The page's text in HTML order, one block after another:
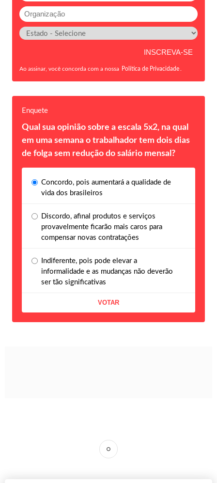
Ao assinar, você concorda com a nossa Política de Privacidade
Enquete
Qual sua opinião sobre a escala 5x2, na qual
em uma semana o trabalhador tem dois dias
de folga sem redução do salário mensal?
Concordo, pois aumentará a qualidade de
vida dos brasileiros
Discordo, afinal produtos e serviços
provavelmente ficarão mais caros para
compensar novas contratações
Indiferente, pois pode elevar a
informalidade e as mudanças não deverão
ser tão significativas